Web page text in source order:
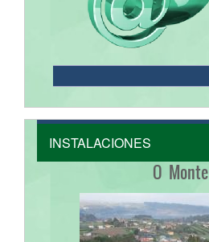
INSTALACIONES
O Monte